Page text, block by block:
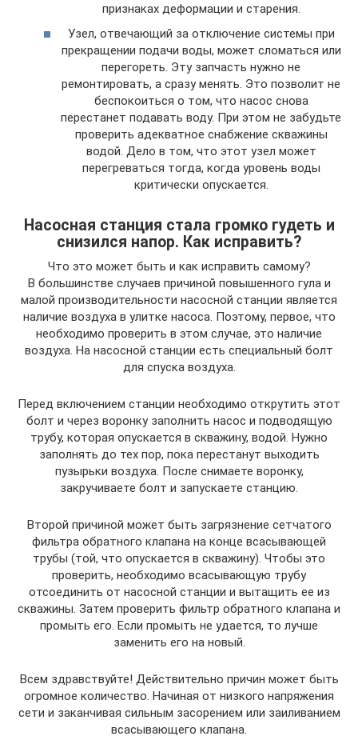
признаках деформации и старения.
Узел, отвечающий за отключение системы при
прекращении подачи воды, может сломаться или
перегореть. Эту запчасть нужно не
ремонтировать, а сразу менять. Это позволит не
беспокоиться о том, что насос снова
перестанет подавать воду. При этом не забудьте
проверить адекватное снабжение скважины
водой. Дело в том, что этот узел может
перегреваться тогда, когда уровень воды
критически опускается.
Насосная станция стала громко гудеть и
снизился напор. Как исправить?
Что это может быть и как исправить самому?
В большинстве случаев причиной повышенного гула и
малой производительности насосной станции является
наличие воздуха в улитке насоса. Поэтому, первое, что
необходимо проверить в этом случае, это наличие
воздуха. На насосной станции есть специальный болт
для спуска воздуха.
Перед включением станции необходимо открутить этот
болт и через воронку заполнить насос и подводящую
трубу, которая опускается в скважину, водой. Нужно
заполнять до тех пор, пока перестанут выходить
пузырьки воздуха. После снимаете воронку,
закручиваете болт и запускаете станцию.
Второй причиной может быть загрязнение сетчатого
фильтра обратного клапана на конце всасывающей
трубы (той, что опускается в скважину). Чтобы это
проверить, необходимо всасывающую трубу
отсоединить от насосной станции и вытащить ее из
скважины. Затем проверить фильтр обратного клапана и
промыть его. Если промыть не удается, то лучше
заменить его на новый.
Всем здравствуйте! Действительно причин может быть
огромное количество. Начиная от низкого напряжения
сети и заканчивая сильным засорением или заиливанием
всасывающего клапана.